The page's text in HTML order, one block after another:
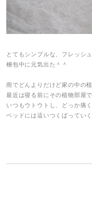
とてもシンプルな、フレッシ
梱包中に元気出た＾＾
雨でどんよりだけど家の中の
最近は寝る前にその植物部屋
いつもウトウトし、どっか痛
ベッドには這いつくばってい